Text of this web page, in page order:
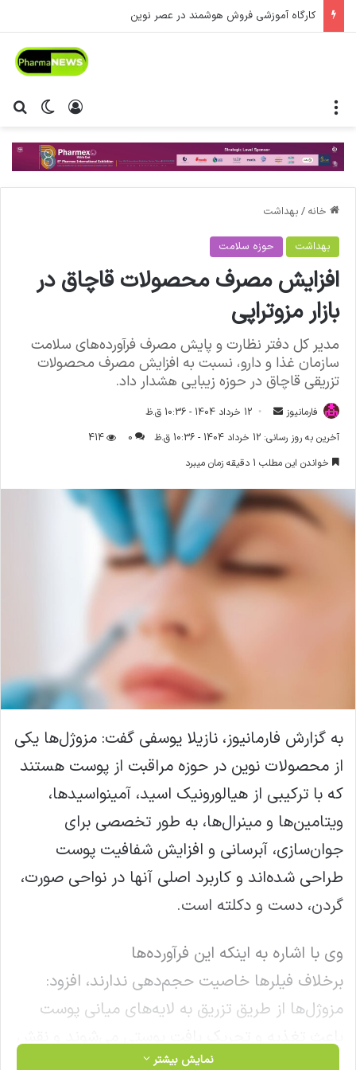
کارگاه آموزشی فروش هوشمند در عصر نوین
تغییر ورود
خانه / بهداشت
بهداشت حوزه سلامت
افزایش مصرف محصولات قاچاق در
بازار مزوتراپی
مدیر کل دفتر نظارت و پایش مصرف فرآورده‌های سلامت
سازمان غذا و دارو، نسبت به افزایش مصرف محصولات
تزریقی قاچاق در حوزه زیبایی هشدار داد.
فارمانیوز
ا
ل
ا
ی
ل
12 خرداد 1404 - 10:36 ق.ظ
آخرین به روز رسانی: 12 خرداد 1404 - 10:36 ق.ظ
0
414
خواندن این مطلب 1 دقیقه زمان میبرد
به گزارش فارمانیوز، نازیلا یوسفی گفت: مزوژل‌ها یکی
از محصولات نوین در حوزه مراقبت از پوست هستند
که با ترکیبی از هیالورونیک اسید، آمینواسیدها،
ویتامین‌ها و مینرال‌ها، به طور تخصصی برای
جوان‌سازی، آبرسانی و افزایش شفافیت پوست
طراحی شده‌اند و کاربرد اصلی آنها در نواحی صورت،
گردن، دست و دکلته است.
وی با اشاره به اینکه این فرآورده‌ها
برخلاف فیلرها خاصیت حجم‌دهی ندارند، افزود:
مزوژل‌ها از طریق تزریق به لایه‌های میانی پوست
مهمی در بازسازی پوست‌های آسیب‌دیده یا کدر ایفا
نمایش بیشتر